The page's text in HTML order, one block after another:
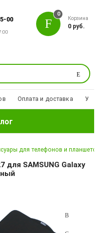
00
Поиск
0
Корзина
0 руб.
Оплата и доставка
для телефонов и планшетов
для SAMSUNG Galaxy